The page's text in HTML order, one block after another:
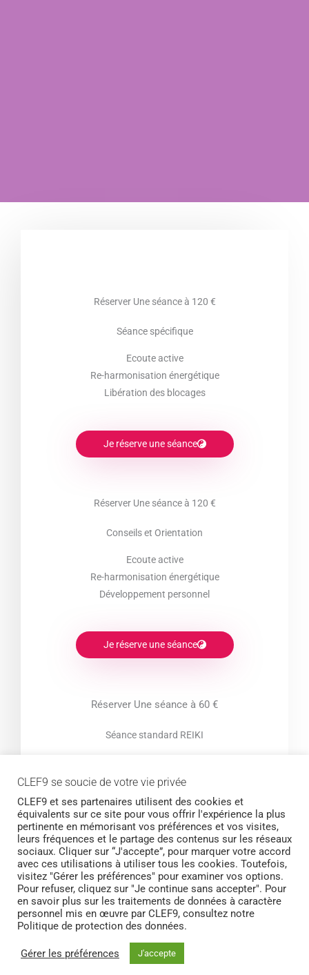
Réserver Une séance à 60 €
Séance standard REIKI
Re-harmonisation énergétique
Je réserve une séance
Réserver Une séance à 120 €
Conseils et Orientation
Ecoute active
Re-harmonisation énergétique
Développement personnel
Je réserve une séance
Réserver Une séance à 120 €
Séance spécifique
Ecoute active
Re-harmonisation énergétique
Libération des blocages
Je réserve une séance
Copyright © 2026Soins énergétiques et holistiques Reiki
Edition-Design par KRYPTSYS
CLEF9 se soucie de votre vie privée
CLEF9 et ses partenaires utilisent des cookies et
équivalents sur ce site pour vous offrir l'expérience la plus
pertinente en mémorisant vos préférences et vos visites,
leurs fréquences et le partage des contenus sur les réseaux
sociaux. Cliquer sur “J'accepte”, pour marquer votre accord
avec ces utilisations à utiliser tous les cookies. Toutefois,
visitez "Gérer les préférences" pour examiner vos options.
Pour refuser, cliquez sur "Je continue sans accepter". Pour
en savoir plus sur les traitements de données à caractère
personnel mis en œuvre par CLEF9, consultez notre
Politique de protection des données.
Gérer les préférences J'accepte